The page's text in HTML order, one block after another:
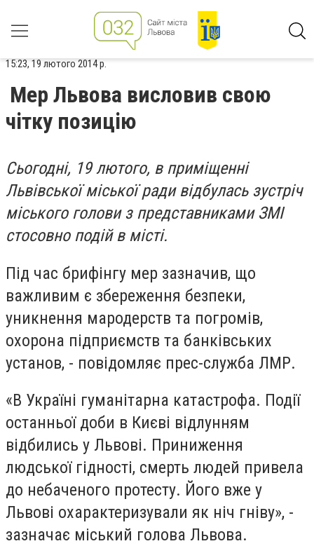
15:23, 19 лютого 2014 р.
Мер Львова висловив свою
чітку позицію
Сьогодні, 19 лютого, в приміщенні
Львівської міської ради відбулась зустріч
міського голови з представниками ЗМІ
стосовно подій в місті.
Під час брифінгу мер зазначив, що
важливим є збереження безпеки,
уникнення мародерств та погромів,
охорона підприємств та банківських
установ, - повідомляє прес-служба ЛМР.
«В Україні гуманітарна катастрофа. Події
останньої доби в Києві відлунням
відбились у Львові. Приниження
людської гідності, смерть людей привела
до небаченого протесту. Його вже у
Львові охарактеризували як ніч гніву», -
зазначає міський голова Львова.